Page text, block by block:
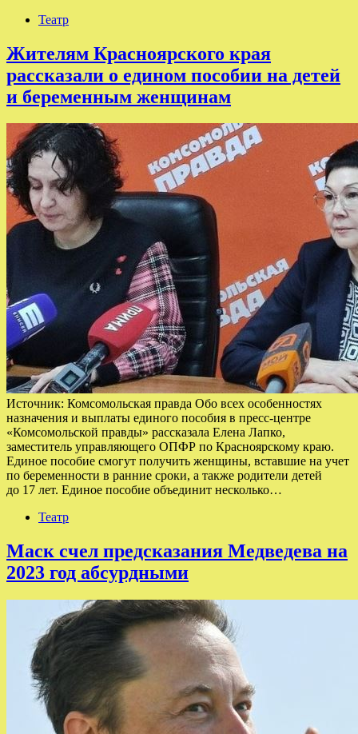
Театр
Жителям Красноярского края
рассказали о едином пособии на детей
и беременным женщинам
Источник: Комсомольская правда Обо всех особенностях
назначения и выплаты единого пособия в пресс-центре
«Комсомольской правды» рассказала Елена Лапко,
заместитель управляющего ОПФР по Красноярскому краю.
Единое пособие смогут получить женщины, вставшие на учет
по беременности в ранние сроки, а также родители детей
до 17 лет. Единое пособие объединит несколько…
Театр
Маск счел предсказания Медведева на
2023 год абсурдными